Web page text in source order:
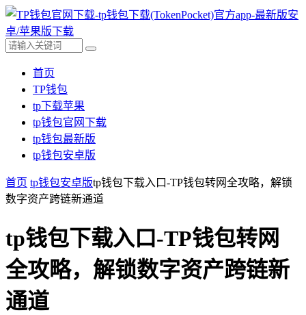
首页
TP钱包
tp下载苹果
tp钱包官网下载
tp钱包最新版
tp钱包安卓版
首页 tp钱包安卓版tp钱包下载入口-TP钱包转网全攻略，解锁
数字资产跨链新通道
tp钱包下载入口-TP钱包转网
全攻略，解锁数字资产跨链新
通道